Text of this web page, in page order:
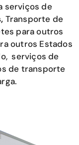
serviços de
Transporte de
para outros
outros Estados
serviços de
de transporte